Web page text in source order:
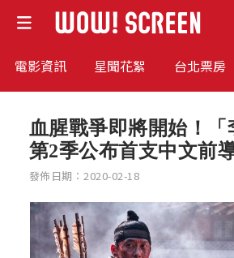
電影資訊 星聞花絮 台北票房
血腥戰爭即將開始！「
第2季公布首支中文前
發佈日期：2020-02-18